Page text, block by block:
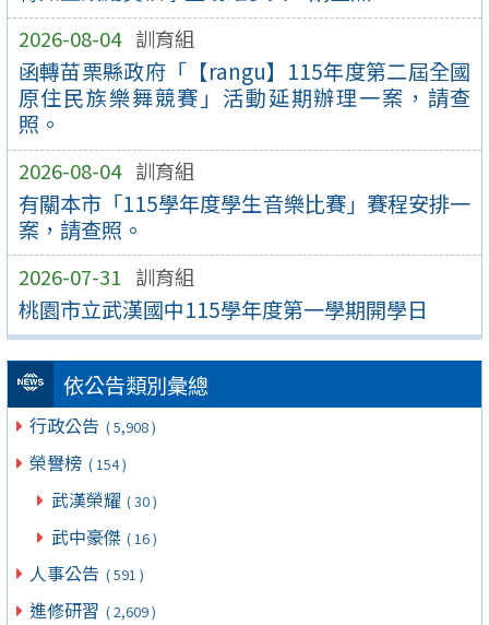
2026-08-04 訓育組
函轉苗栗縣政府「【rangu】115年度第二屆全國
原住民族樂舞競賽」活動延期辦理一案，請查
照。
2026-08-04 訓育組
有關本市「115學年度學生音樂比賽」賽程安排一
案，請查照。
2026-07-31 訓育組
桃園市立武漢國中115學年度第一學期開學日
依公告類別彙總
行政公告 ( 5,908 )
榮譽榜 ( 154 )
武漢榮耀 ( 30 )
武中豪傑 ( 16 )
人事公告 ( 591 )
進修研習 ( 2,609 )